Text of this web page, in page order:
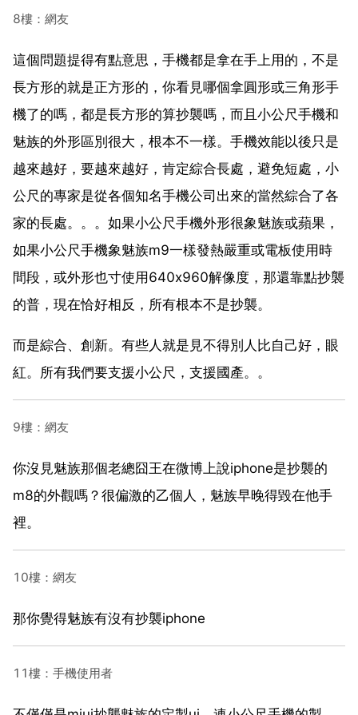
8樓：網友
這個問題提得有點意思，手機都是拿在手上用的，不是
長方形的就是正方形的，你看見哪個拿圓形或三角形手
機了的嗎，都是長方形的算抄襲嗎，而且小公尺手機和
魅族的外形區別很大，根本不一樣。手機效能以後只是
越來越好，要越來越好，肯定綜合長處，避免短處，小
公尺的專家是從各個知名手機公司出來的當然綜合了各
家的長處。。。如果小公尺手機外形很象魅族或蘋果，
如果小公尺手機象魅族m9一樣發熱嚴重或電板使用時
間段，或外形也寸使用640x960解像度，那還靠點抄襲
的普，現在恰好相反，所有根本不是抄襲。
而是綜合、創新。有些人就是見不得別人比自己好，眼
紅。所有我們要支援小公尺，支援國產。。
9樓：網友
你沒見魅族那個老總囧王在微博上說iphone是抄襲的
m8的外觀嗎？很偏激的乙個人，魅族早晚得毀在他手
裡。
10樓：網友
那你覺得魅族有沒有抄襲iphone
11樓：手機使用者